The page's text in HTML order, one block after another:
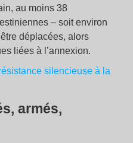
au moins 38
– soit environ
déplacées, alors
liées à l’annexion.
silencieuse à la
armés,